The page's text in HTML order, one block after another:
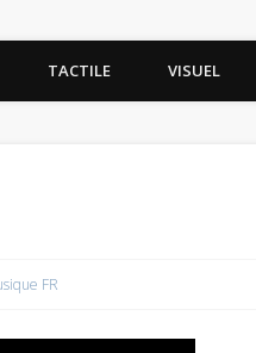
TACTILE VISUEL
FR